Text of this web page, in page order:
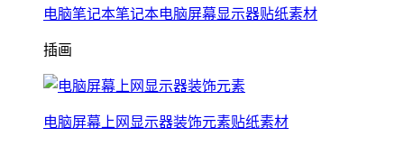
电脑笔记本笔记本电脑屏幕显示器贴纸素材
插画
电脑屏幕上网显示器装饰元素贴纸素材